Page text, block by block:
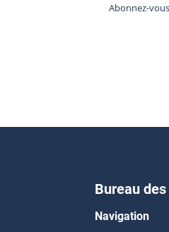
Abonnez-
Bureau
Navigation